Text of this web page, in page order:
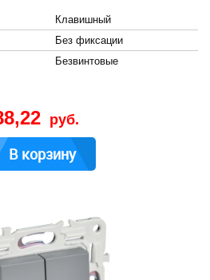
Клавишный
Без фиксации
Безвинтовые
руб.
В корзину